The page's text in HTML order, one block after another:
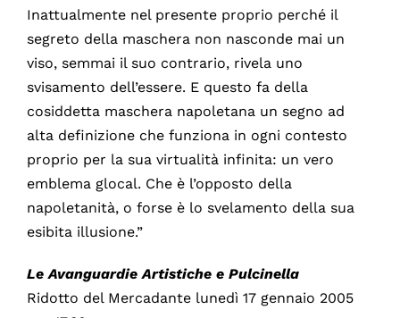
Inattualmente nel presente proprio perché il
segreto della maschera non nasconde mai un
viso, semmai il suo contrario, rivela uno
svisamento dell’essere. E questo fa della
cosiddetta maschera napoletana un segno ad
alta definizione che funziona in ogni contesto
proprio per la sua virtualità infinita: un vero
emblema glocal. Che è l’opposto della
napoletanità, o forse è lo svelamento della sua
esibita illusione.”
Le Avanguardie Artistiche e Pulcinella
Ridotto del Mercadante lunedì 17 gennaio 2005